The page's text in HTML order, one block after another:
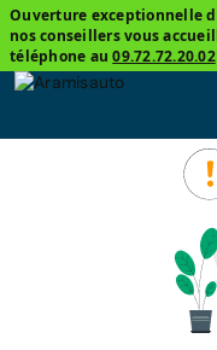
Ouverture exceptionnelle
nos conseillers vous
téléphone au09.72.72.20.02